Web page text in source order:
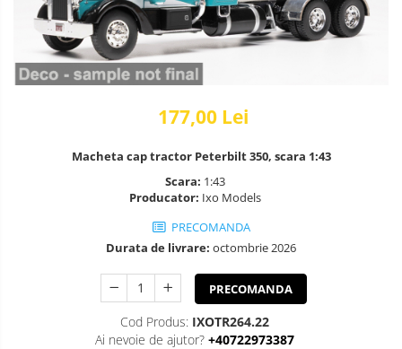
177,00 Lei
Macheta cap tractor Peterbilt 350, scara 1:43
Scara: 1:43
Producator: Ixo Models
PRECOMANDA
Durata de livrare: octombrie 2026
PRECOMANDA
Cod Produs: IXOTR264.22
Ai nevoie de ajutor? +40722973387